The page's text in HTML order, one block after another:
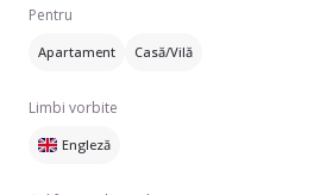
Pentru
Apartament Casă/Vilă
Limbi vorbite
Engleză